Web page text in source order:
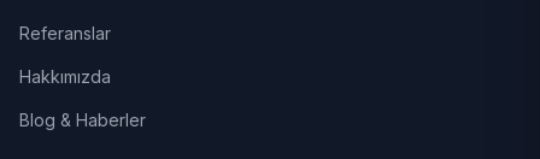
Referanslar
Hakkımızda
Blog & Haberler